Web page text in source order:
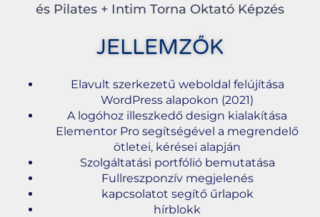
és Pilates + Intim Torna Oktató Képzés
JELLEMZŐK
Elavult szerkezetű weboldal felújítása
WordPress alapokon (2021)
A logóhoz illeszkedő design kialakítása
Elementor Pro segítségével a megrendelő
ötletei, kérései alapján
Szolgáltatási portfólió bemutatása
Fullreszponzív megjelenés
kapcsolatot segítő űrlapok
hírblokk